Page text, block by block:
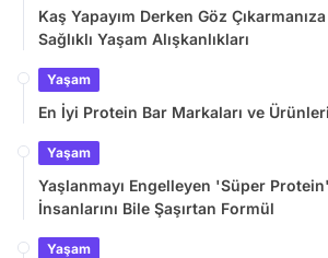
Kaş Yapayım Derken Göz
Sağlıklı Yaşam Alışkanlıkları
Yaşam
En İyi Protein Bar Markaları ve Ürünleri
Yaşam
Yaşlanmayı Engelleyen 'Süper
İnsanlarını Bile Şaşırtan Formül
Yaşam